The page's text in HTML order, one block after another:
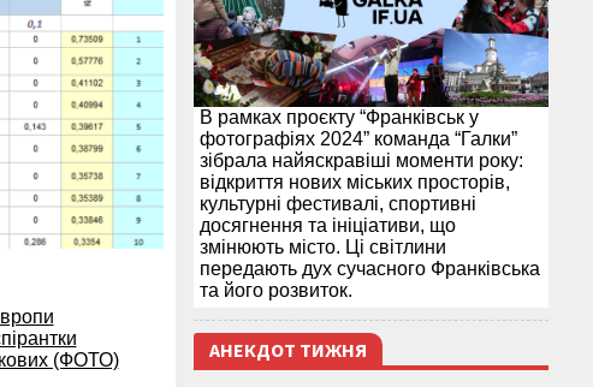
(ФОТО)
В рамках проєкту “Франківськ у
фотографіях 2024” команда “Галки”
зібрала найяскравіші моменти року:
відкриття нових міських просторів,
культурні фестивалі, спортивні
досягнення та ініціативи, що
змінюють місто. Ці світлини
передають дух сучасного Франківська
та його розвиток.
АНЕКДОТ ТИЖНЯ